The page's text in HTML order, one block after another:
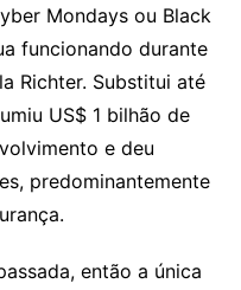
Mondays ou Black
funcionando durante
Richter. Substitui até
US$ 1 bilhão de
e deu
predominantemente
então a única